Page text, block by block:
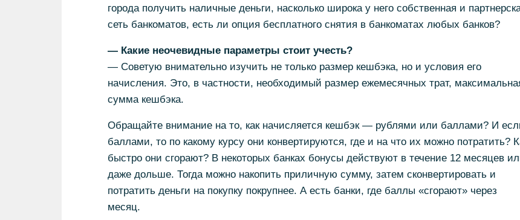
города получить наличные деньги, насколько широка у него собственная и
сеть банкоматов, есть ли опция бесплатного снятия в банкоматах любых банков?
— Какие неочевидные параметры стоит учесть?
— Советую внимательно изучить не только размер кешбэка, но и условия его
начисления. Это, в частности, необходимый размер ежемесячных трат,
сумма кешбэка.
Обращайте внимание на то, как начисляется кешбэк — рублями или баллами? И
баллами, то по какому курсу они конвертируются, где и на что их можно потратить?
быстро они сгорают? В некоторых банках бонусы действуют в течение 12 месяцев
даже дольше. Тогда можно накопить приличную сумму, затем сконвертировать и
потратить деньги на покупку покрупнее. А есть банки, где баллы «сгорают» через
месяц.